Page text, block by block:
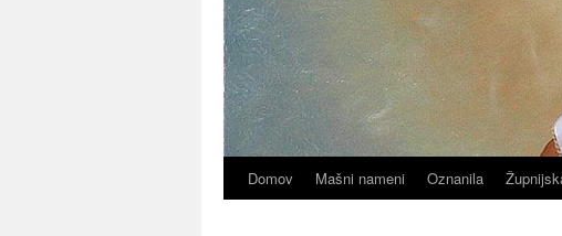
Domov Mašni nameni Oznanila